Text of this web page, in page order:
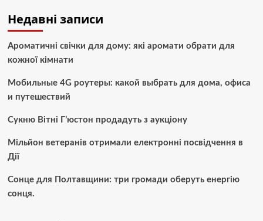
Недавні записи
Ароматичні свічки для дому: які аромати обрати для
кожної кімнати
Мобильные 4G роутеры: какой выбрать для дома, офиса
и путешествий
Сукню Вітні Г’юстон продадуть з аукціону
Мільйон ветеранів отримали електронні посвідчення в
Дії
Сонце для Полтавщини: три громади оберуть енергію
сонця.